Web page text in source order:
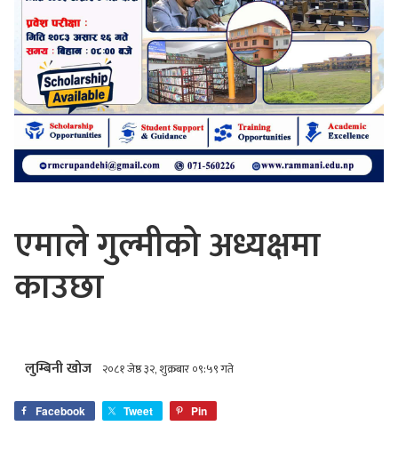
एमाले गुल्मीको अध्यक्षमा
काउछा
लुम्बिनी खोज २०८१ जेष्ठ ३२, शुक्रबार ०९:५९ गते
Facebook Tweet Pin